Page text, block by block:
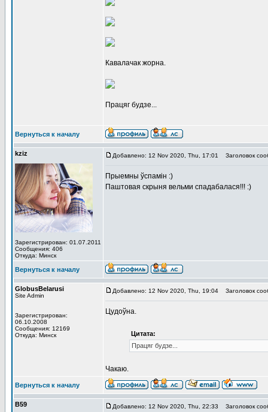
Кавалачак жорна.
Працяг будзе...
Вернуться к началу
kziz
Зарегистрирован: 01.07.2011
Сообщения: 406
Откуда: Минск
Добавлено: 12 Nov 2020, Thu, 17:01 Заголовок
Прыемны ўспамін :)
Паштовая скрыня вельми спадабалася!!! :)
Вернуться к началу
GlobusBelarusi
Site Admin
Зарегистрирован:
06.10.2008
Сообщения: 12169
Откуда: Минск
Добавлено: 12 Nov 2020, Thu, 19:04 Заголовок
Цудоўна.
Цитата:
Працяг будзе...
Чакаю.
Вернуться к началу
В59 Добавлено: 12 Nov 2020, Thu, 22:33 Заголовок